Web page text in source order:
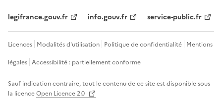
legifrance.gouv.fr info.gouv.fr service-public.fr
Licences Modalités d'utilisation Politique de confidentialité Mentions
légales Accessibilité : partiellement conforme
Sauf indication contraire, tout le contenu de ce site est disponible sous
la licenceOpen Licence 2.0